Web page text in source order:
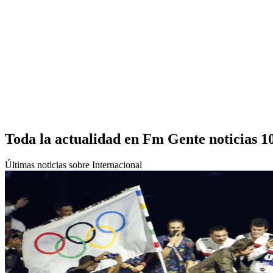
Toda la actualidad en Fm Gente noticias
Últimas noticias sobre Internacional